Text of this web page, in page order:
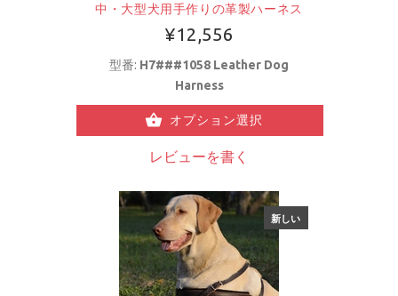
中・大型犬用手作りの革製ハーネス
¥12,556
型番: H7###1058 Leather Dog
Harness
オプション選択
レビューを書く
新しい